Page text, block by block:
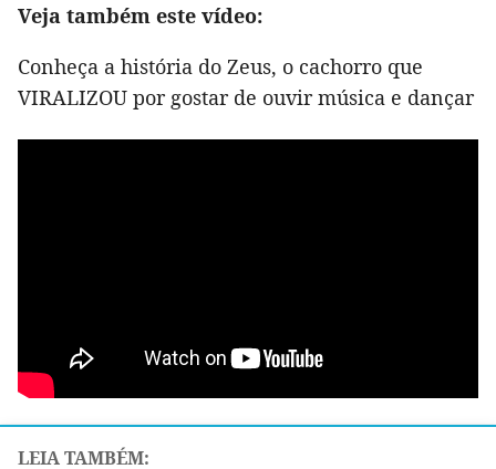
Veja também este vídeo:
Conheça a história do Zeus, o cachorro que
VIRALIZOU por gostar de ouvir música e dançar